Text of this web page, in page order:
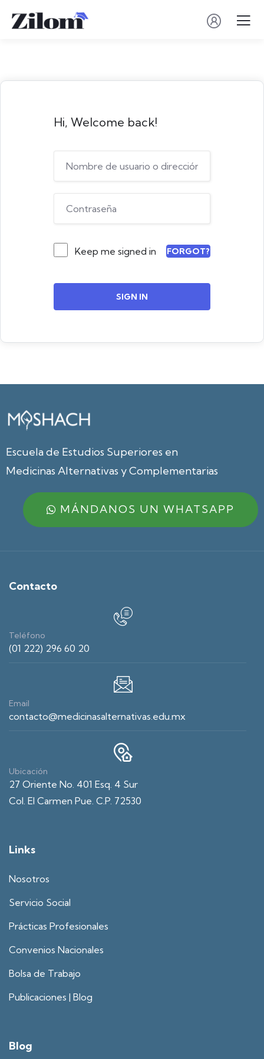
Hi, Welcome back!
Keep me signed in FORGOT?
SIGN IN
Escuela de Estudios Superiores en
Medicinas Alternativas y Complementarias
MÁNDANOS UN WHATSAPP
Contacto
Teléfono
(01 222) 296 60 20
Email
contacto@medicinasalternativas.edu.mx
Ubicación
27 Oriente No. 401 Esq. 4 Sur
Col. El Carmen Pue. C.P. 72530
Links
Nosotros
Servicio Social
Prácticas Profesionales
Convenios Nacionales
Bolsa de Trabajo
Publicaciones | Blog
Blog